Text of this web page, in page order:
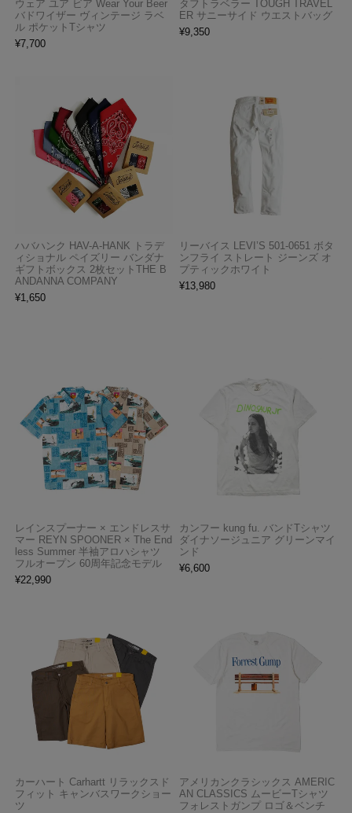
ウェア ユア ビア Wear Your Beer
バドワイザー ヴィンテージ ラベ
ル ポケットTシャツ
¥7,700
タフトラベラー TOUGH TRAVEL
ER サニーサイド ウエストバッグ
¥9,350
ハバハンク HAV-A-HANK トラデ
ィショナル ペイズリー バンダナ
ギフトボックス 2枚セットTHE B
ANDANNA COMPANY
¥1,650
リーバイス LEVI’S 501-0651 ボタ
ンフライ ストレート ジーンズ オ
プティックホワイト
¥13,980
レインスプーナー × エンドレスサ
マー REYN SPOONER × The End
less Summer 半袖アロハシャツ
フルオープン 60周年記念モデル
¥22,990
カンフー kung fu. バンドTシャツ
ダイナソージュニア グリーンマイ
ンド
¥6,600
カーハート Carhartt リラックスド
フィット キャンバスワークショー
ツ
アメリカンクラシックス AMERIC
AN CLASSICS ムービーTシャツ
フォレストガンプ ロゴ＆ベンチ